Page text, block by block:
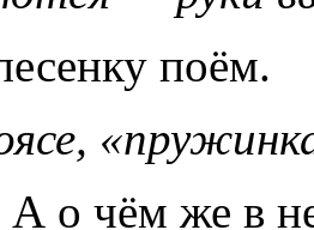
поём.
А о чём же в